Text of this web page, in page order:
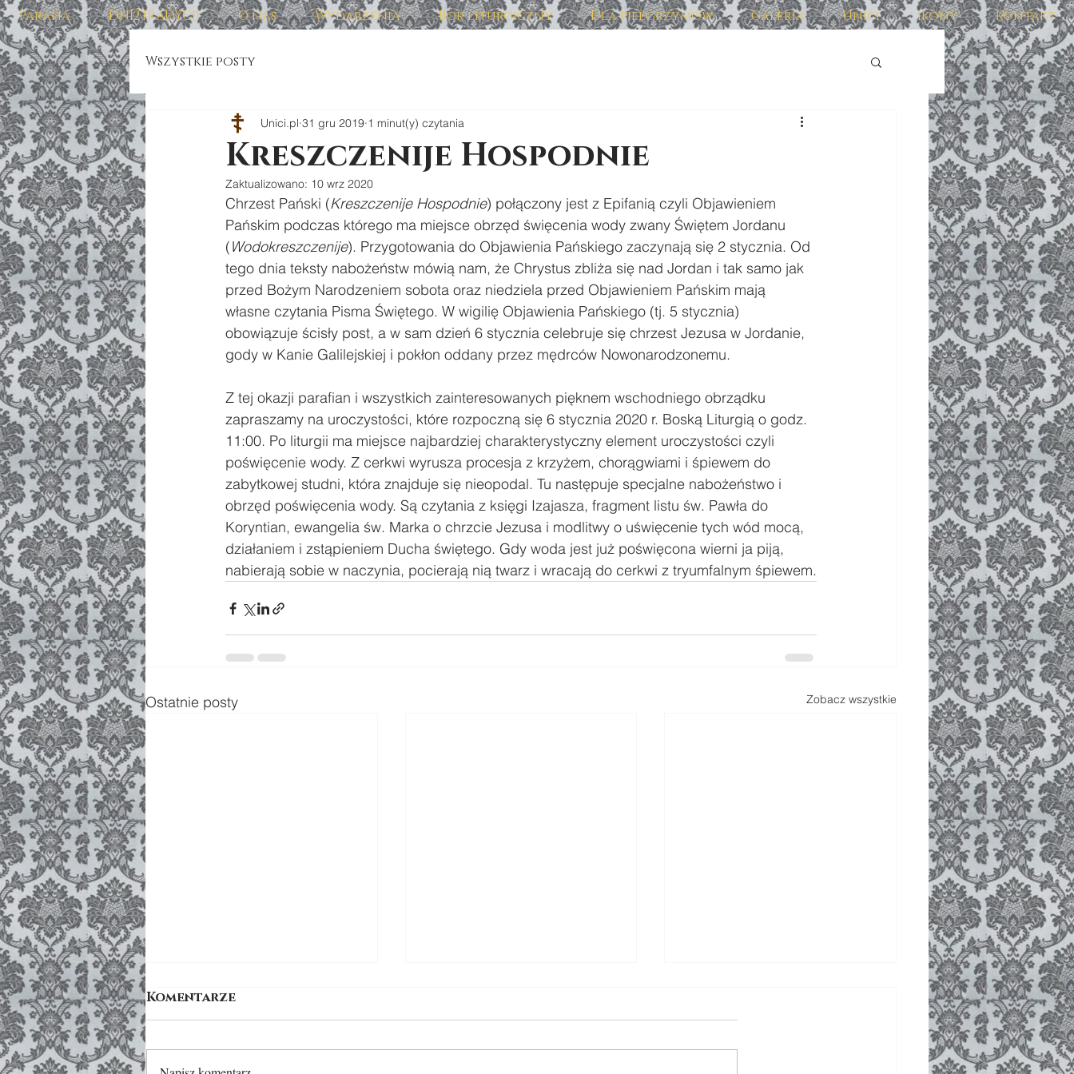
Parafia DNI2TRADYCJI O nas Wydarzenia Rok liturgiczny Dla pielgrzymów Galeria Unici Ikony Kontakt
Wszystkie posty
Kreszczenije Hospodnie
Unici.pl 31 gru 2019 1 minut(y) czytania
Zaktualizowano: 10 wrz 2020
Chrzest Pański (Kreszczenije Hospodnie) połączony jest z Epifanią czyli Objawieniem
Pańskim podczas którego ma miejsce obrzęd święcenia wody zwany Świętem Jordanu
(Wodokreszczenije). Przygotowania do Objawienia Pańskiego zaczynają się 2 stycznia. Od
tego dnia teksty nabożeństw mówią nam, że Chrystus zbliża się nad Jordan i tak samo jak
przed Bożym Narodzeniem sobota oraz niedziela przed Objawieniem Pańskim mają
własne czytania Pisma Świętego. W wigilię Objawienia Pańskiego (tj. 5 stycznia)
obowiązuje ścisły post, a w sam dzień 6 stycznia celebruje się chrzest Jezusa w Jordanie,
gody w Kanie Galilejskiej i pokłon oddany przez mędrców Nowonarodzonemu.
Z tej okazji parafian i wszystkich zainteresowanych pięknem wschodniego obrządku
zapraszamy na uroczystości, które rozpoczną się 6 stycznia 2020 r. Boską Liturgią o godz.
11:00. Po liturgii ma miejsce najbardziej charakterystyczny element uroczystości czyli
poświęcenie wody. Z cerkwi wyrusza procesja z krzyżem, chorągwiami i śpiewem do
zabytkowej studni, która znajduje się nieopodal. Tu następuje specjalne nabożeństwo i
obrzęd poświęcenia wody. Są czytania z księgi Izajasza, fragment listu św. Pawła do
Koryntian, ewangelia św. Marka o chrzcie Jezusa i modlitwy o uświęcenie tych wód mocą,
działaniem i zstąpieniem Ducha świętego. Gdy woda jest już poświęcona wierni ja piją,
nabierają sobie w naczynia, pocierają nią twarz i wracają do cerkwi z tryumfalnym śpiewem.
Ostatnie posty Zobacz wszystkie
Komentarze